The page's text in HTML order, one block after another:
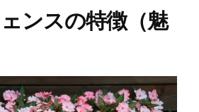
ンスの特徴（魅